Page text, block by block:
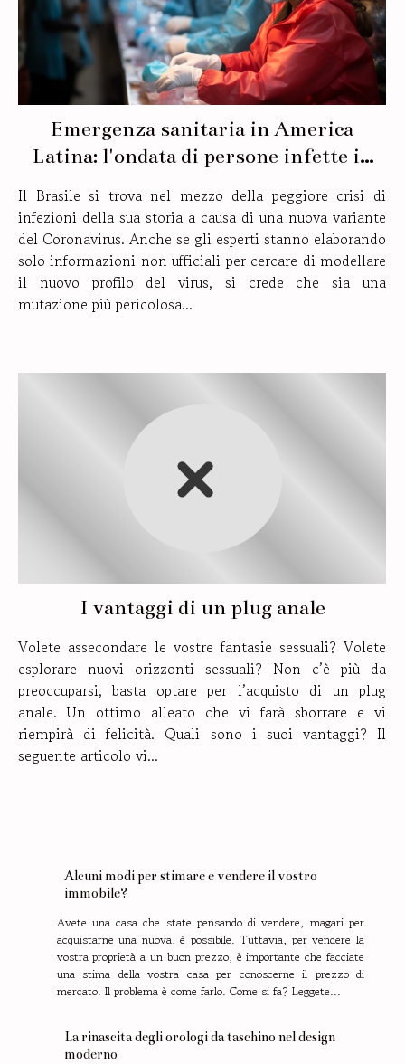
Emergenza sanitaria in America
Latina: l'ondata di persone infette in
massicciamente il resto dei paesi della
regione
Il Brasile si trova nel mezzo della peggiore crisi di
infezioni della sua storia a causa di una nuova variante
del Coronavirus. Anche se gli esperti stanno elaborando
solo informazioni non ufficiali per cercare di modellare
il nuovo profilo del virus, si crede che sia una
mutazione più pericolosa...
I vantaggi di un plug anale
Volete assecondare le vostre fantasie sessuali? Volete
esplorare nuovi orizzonti sessuali? Non c’è più da
preoccuparsi, basta optare per l’acquisto di un plug
anale. Un ottimo alleato che vi farà sborrare e vi
riempirà di felicità. Quali sono i suoi vantaggi? Il
seguente articolo vi...
Alcuni modi per stimare e vendere il vostro
immobile?
Avete una casa che state pensando di vendere, magari per
acquistarne una nuova, è possibile. Tuttavia, per vendere la
vostra proprietà a un buon prezzo, è importante che facciate
una stima della vostra casa per conoscerne il prezzo di
mercato. Il problema è come farlo. Come si fa? Leggete...
La rinascita degli orologi da taschino nel design
moderno